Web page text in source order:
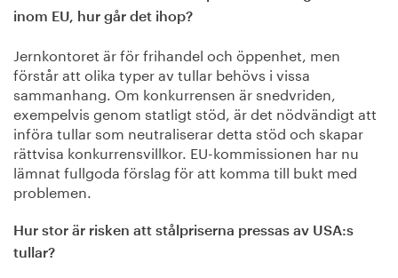
inom EU, hur går det ihop?
Jernkontoret är för frihandel och öppenhet, men
förstår att olika typer av tullar behövs i vissa
sammanhang. Om konkurrensen är snedvriden,
exempelvis genom statligt stöd, är det nödvändigt att
införa tullar som neutraliserar detta stöd och skapar
rättvisa konkurrensvillkor. EU-kommissionen har nu
lämnat fullgoda förslag för att komma till bukt med
problemen.
Hur stor är risken att stålpriserna pressas av USA:s
tullar?